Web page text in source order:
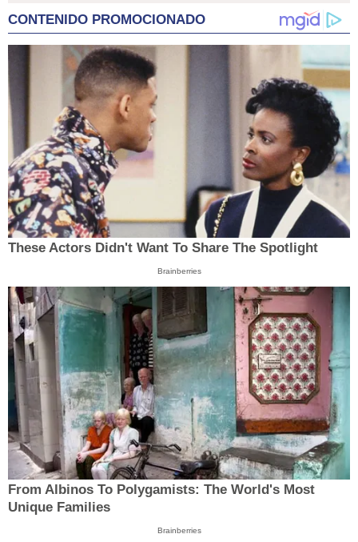
CONTENIDO PROMOCIONADO
These Actors Didn't Want To Share The Spotlight
Brainberries
From Albinos To Polygamists: The World's Most
Unique Families
Brainberries